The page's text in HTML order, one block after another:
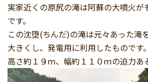
実家近くの原尻の滝は阿蘇の大噴火が
です。
この沈堕(ちんだ)の滝は元々あった滝
大きくし、発電用に利用したものです。
高さ約１９ｍ、幅約１１０ｍの迫力あ